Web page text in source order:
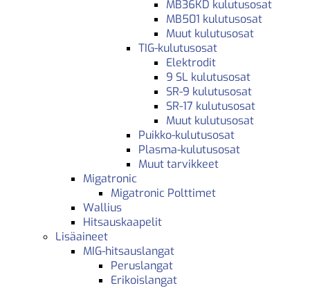
MB36KD kulutusosat
MB501 kulutusosat
Muut kulutusosat
TIG-kulutusosat
Elektrodit
9 SL kulutusosat
SR-9 kulutusosat
SR-17 kulutusosat
Muut kulutusosat
Puikko-kulutusosat
Plasma-kulutusosat
Muut tarvikkeet
Migatronic
Migatronic Polttimet
Wallius
Hitsauskaapelit
Lisäaineet
MIG-hitsauslangat
Peruslangat
Erikoislangat